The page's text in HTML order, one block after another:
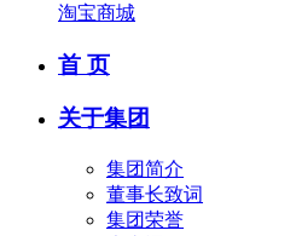
淘宝商城
首 页
关于集团
集团简介
董事长致词
集团荣誉